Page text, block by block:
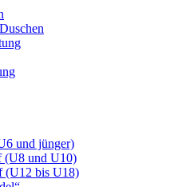
und jünger)
(U8 und U10)
(U12 bis U18)